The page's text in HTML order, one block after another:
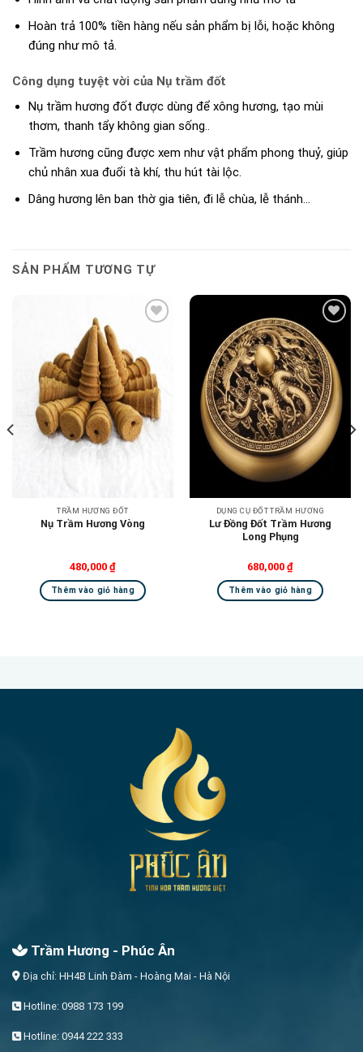
Hoàn trả 100% tiền hàng nếu sản phẩm bị lỗi, hoặc không
đúng như mô tả.
Công dụng tuyệt vời của Nụ trầm đốt
Nụ trầm hương đốt được dùng để xông hương, tạo mùi
thơm, thanh tẩy không gian sống..
Trầm hương cũng được xem như vật phẩm phong thuỷ, giúp
chủ nhân xua đuổi tà khí, thu hút tài lộc.
Dâng hương lên ban thờ gia tiên, đi lễ chùa, lễ thánh…
SẢN PHẨM TƯƠNG TỰ
Add to
wishlist
TRẦM HƯƠNG ĐỐT
Nụ Trầm Hương Vòng
480,000 ₫
Thêm vào giỏ hàng
Add to
wishlist
DỤNG CỤ ĐỐT TRẦM HƯƠNG
Lư Đồng Đốt Trầm Hương
Long Phụng
680,000 ₫
Thêm vào giỏ hàng
Trầm Hương - Phúc Ân
Địa chỉ: HH4B Linh Đàm - Hoàng Mai - Hà Nội
Hotline: 0988 173 199
Hotline: 0944 222 333